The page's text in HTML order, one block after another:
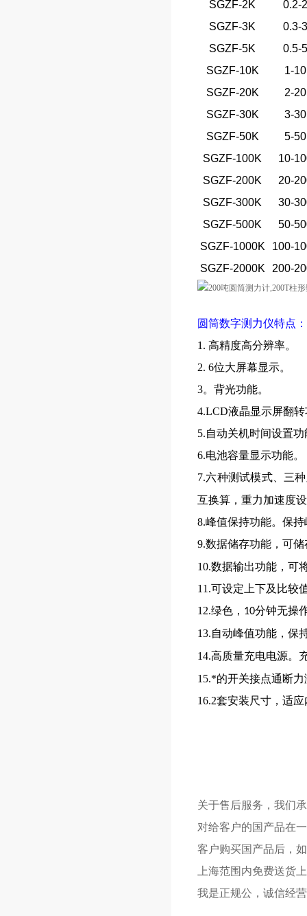
SGZF-2K
0.2-
SGZF-3K
0.3-
SGZF-5K
0.5-
SGZF-10K
1-10
SGZF-20K
2-20
SGZF-30K
3-30
SGZF-50K
5-50
SGZF-100K
10-
SGZF-200K
20-
SGZF-300K
30-
SGZF-500K
50-
SGZF-1000K
100-
SGZF-2000K
200-
圆筒数字测力仪特点：
1. 高精度高分辨率。
2. 6位大屏幕显示。
3。背光功能。
4.LCD液晶显示屏翻
5.自动关机时间设置功
6.电池容量显示功能。
7.六种测试模式、三
互换算，重力加速度
8.峰值保持功能。保
9.数据储存功能，可储
10.数据输出功能，可
11.可设定上下及比较
12.绿色， 10分钟无操
13.自动峰值功能，保
14.高质量充电电源。
15.*的开关接点通断
16.2套安装尺寸，适
关于售后服务，我们
对给客户的国产品在
客户购买国产品后，
上海范围内免费送货
我是正规公，诚信经